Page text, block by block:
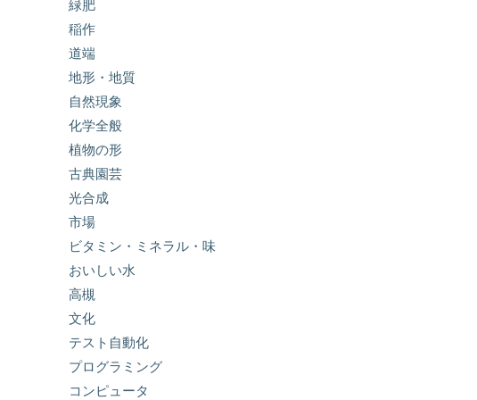
緑肥
稲作
道端
地形・地質
自然現象
化学全般
植物の形
古典園芸
光合成
市場
ビタミン・ミネラル・味
おいしい水
高槻
文化
テスト自動化
プログラミング
コンピュータ